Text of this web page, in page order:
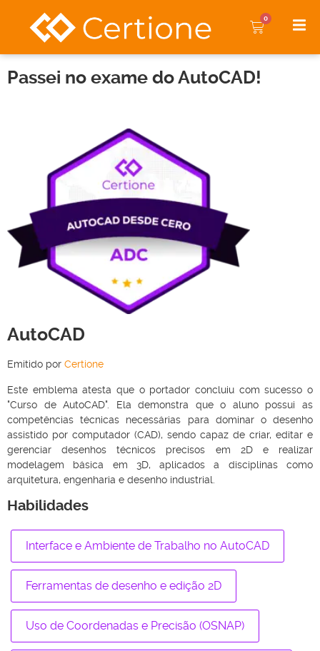
0
Passei no exame do AutoCAD!
AutoCAD
Emitido por Certione
Este emblema atesta que o portador concluiu com sucesso o
"Curso de AutoCAD". Ela demonstra que o aluno possui as
competências técnicas necessárias para dominar o desenho
assistido por computador (CAD), sendo capaz de criar, editar e
gerenciar desenhos técnicos precisos em 2D e realizar
modelagem básica em 3D, aplicados a disciplinas como
arquitetura, engenharia e desenho industrial.
Habilidades
Interface e Ambiente de Trabalho no AutoCAD
Ferramentas de desenho e edição 2D
Uso de Coordenadas e Precisão (OSNAP)